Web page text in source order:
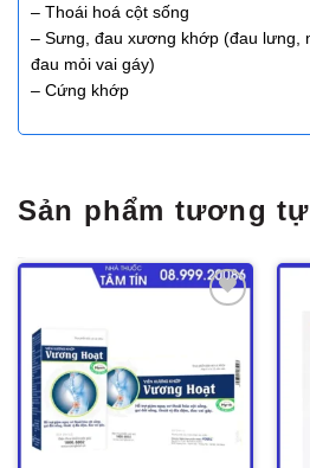
– Thoái hoá cột sống
– Sưng, đau xương khớp (đau lưng,
đau mỏi vai gáy)
– Cứng khớp
Sản phẩm tương tự
yêu
thích